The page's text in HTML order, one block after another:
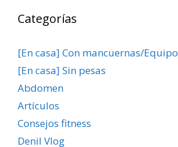
Categorías
[En casa] Con mancuernas/Equipo
[En casa] Sin pesas
Abdomen
Artículos
Consejos fitness
Denil Vlog